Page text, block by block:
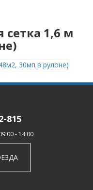
1,6 м
815
- 14:00